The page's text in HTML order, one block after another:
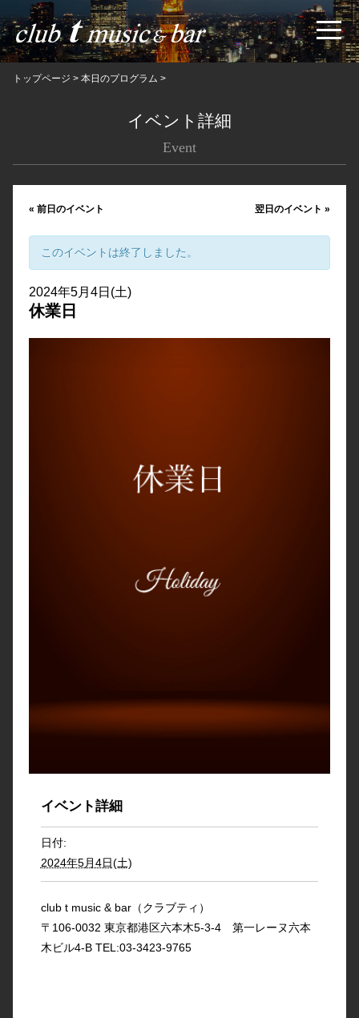
トップページ > 本日のプログラム >
イベント詳細
Event
« 前日のイベント 翌日のイベント»
このイベントは終了しました。
2024年5月4日(土)
休業日
イベント詳細
日付:
2024年5月4日(土)
club t music & bar（クラブティ）
〒106-0032 東京都港区六本木5-3-4 第一レーヌ六本
木ビル4-B TEL:03-3423-9765